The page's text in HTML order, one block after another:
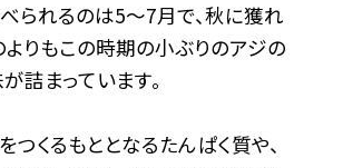
られるのは5～7月で、秋に獲れ
りもこの時期の小ぶりのアジの
詰まっています。
つくるもととなるたんぱく質や、